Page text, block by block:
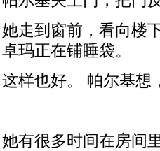
她走到窗前，看向楼
卓玛正在铺睡袋。
这样也好。
帕尔基想
她有很多时间在房间